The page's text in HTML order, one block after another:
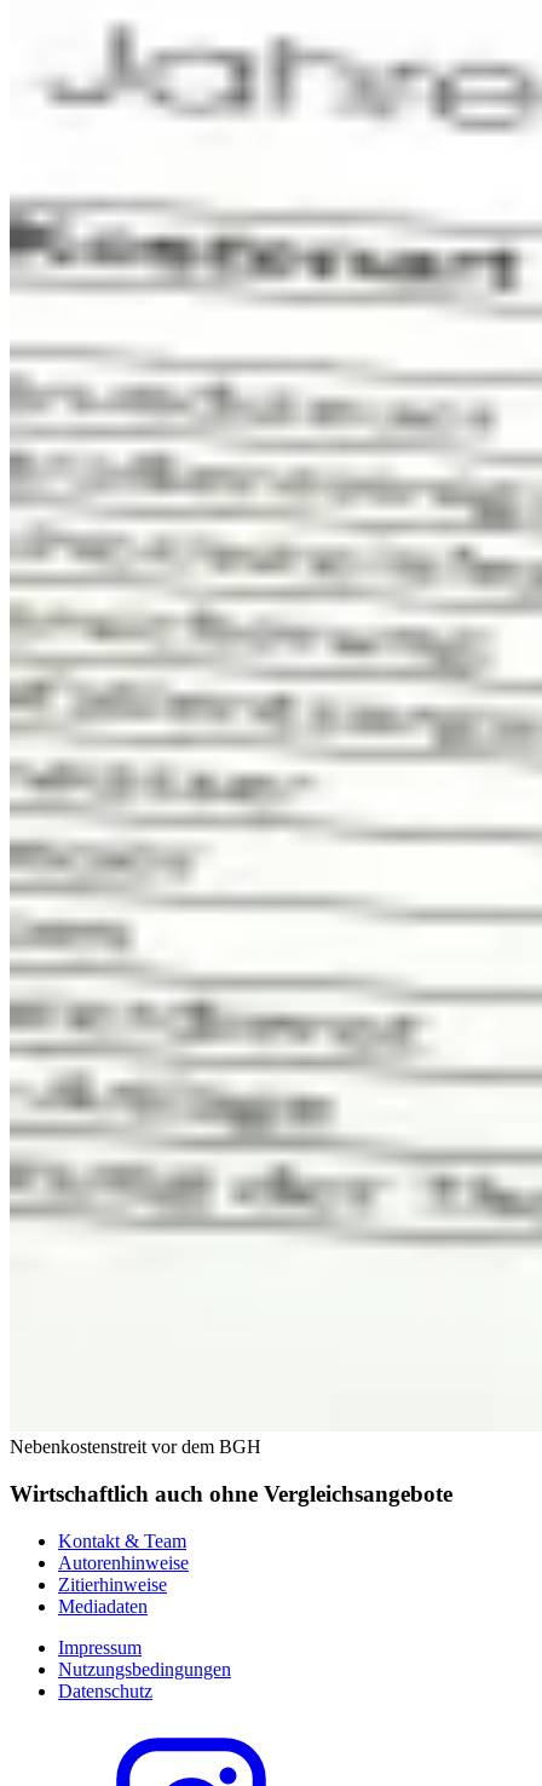
Nebenkostenstreit vor dem BGH
Wirtschaftlich auch ohne Vergleichsangebote
Kontakt & Team
Autorenhinweise
Zitierhinweise
Mediadaten
Impressum
Nutzungsbedingungen
Datenschutz